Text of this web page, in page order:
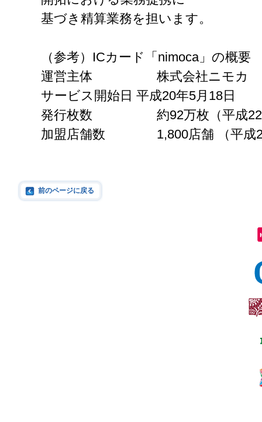
基づき精算業務を担います。
（参考）ICカード「nimoca」の概要
運営主体 株式会社ニモカ
サービス開始日 平成20年5月18日
発行枚数 約92万枚（平成22年
加盟店舗数 1,800店舗 （平成22
前のページに戻る